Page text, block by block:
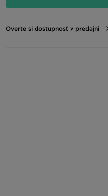
Overte si dostupnosť v predajni